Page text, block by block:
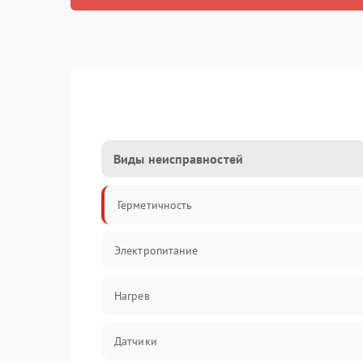
Виды неисправностей
Герметичность
Электропитание
Нагрев
Датчики